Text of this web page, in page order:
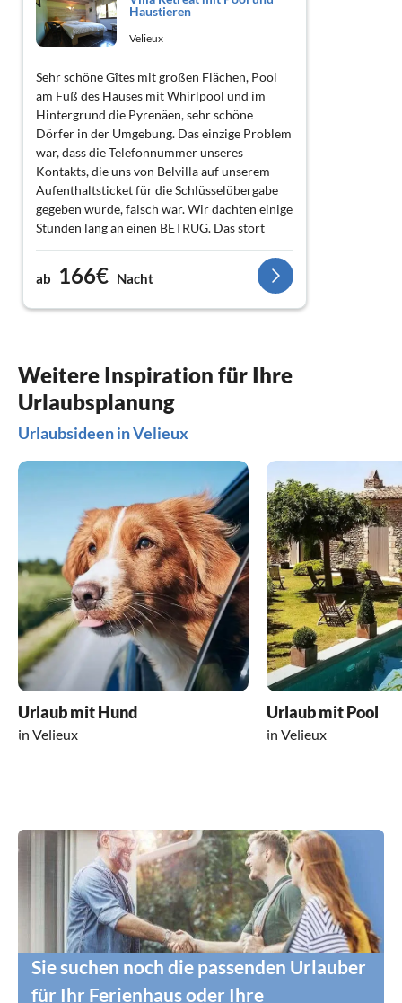
Haustieren
Velieux
Sehr schöne Gîtes mit großen Flächen, Pool
am Fuß des Hauses mit Whirlpool und im
Hintergrund die Pyrenäen, sehr schöne
Dörfer in der Umgebung. Das einzige Problem
war, dass die Telefonnummer unseres
Kontakts, die uns von Belvilla auf unserem
Aufenthaltsticket für die Schlüsselübergabe
gegeben wurde, falsch war. Wir dachten einige
Stunden lang an einen BETRUG. Das stört
einen doch. Wir haben 25 Anrufe getätigt, um
die Schlüssel zu bekommen. Zum Glück war
die Villa perfekt für einen angenehmen
ab 166€ Nacht
Weitere Inspiration für Ihre
Urlaubsplanung
Urlaubsideen in Velieux
Urlaub mit Hund
in Velieux
Urlaub mit Pool
in Velieux
Sie suchen noch die passenden Urlauber
für Ihr Ferienhaus oder Ihre